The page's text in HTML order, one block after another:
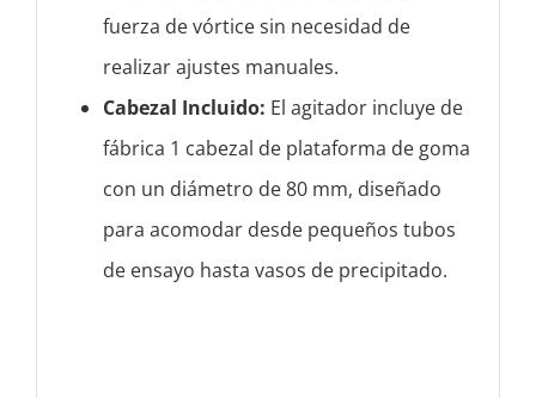
fuerza de vórtice sin necesidad de
realizar ajustes manuales.
Cabezal Incluido: El agitador incluye de
fábrica 1 cabezal de plataforma de goma
con un diámetro de 80 mm, diseñado
para acomodar desde pequeños tubos
de ensayo hasta vasos de precipitado.